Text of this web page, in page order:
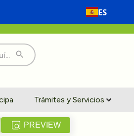
ES
Trámites y Servicios
PREVIEW